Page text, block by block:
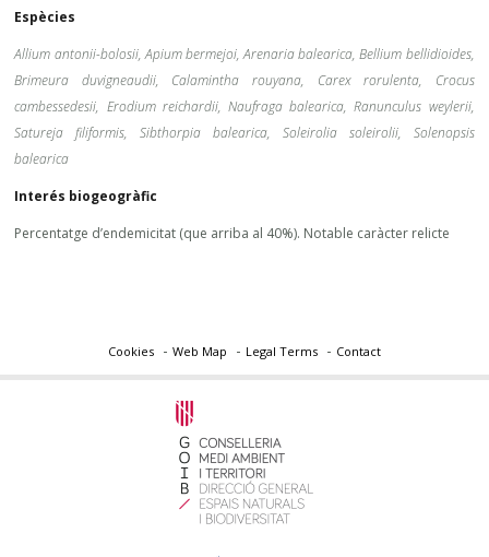
Espècies
Allium antonii-bolosii, Apium bermejoi, Arenaria balearica, Bellium bellidioides,
Brimeura duvigneaudii, Calamintha rouyana, Carex rorulenta, Crocus
cambessedesii, Erodium reichardii, Naufraga balearica, Ranunculus weylerii,
Satureja filiformis, Sibthorpia balearica, Soleirolia soleirolii, Solenopsis
balearica
Interés biogeogràfic
Percentatge d’endemicitat (que arriba al 40%). Notable caràcter relicte
Cookies Web Map Legal Terms Contact